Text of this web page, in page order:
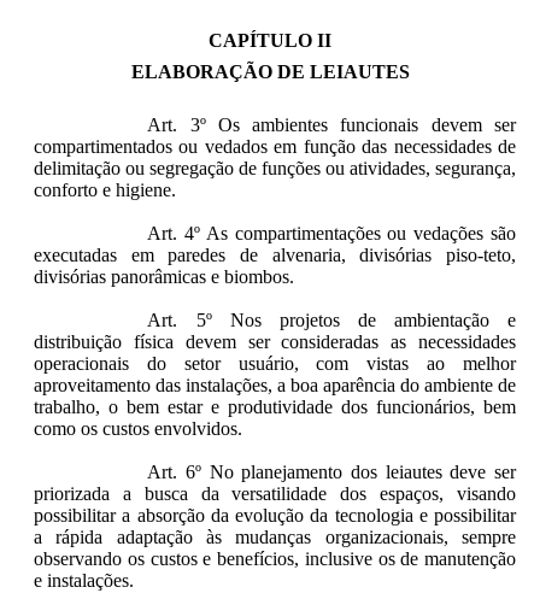
CAPÍTULO II
ELABORAÇÃO DE LEIAUTES
Art. 3º Os ambientes funcionais devem ser
compartimentados ou vedados em função das necessidades de
delimitação ou segregação de funções ou atividades, segurança,
conforto e higiene.
Art. 4º As compartimentações ou vedações são
executadas em paredes de alvenaria, divisórias piso-teto,
divisórias panorâmicas e biombos.
Art. 5º Nos projetos de ambientação e
distribuição física devem ser consideradas as necessidades
operacionais do setor usuário, com vistas ao melhor
aproveitamento das instalações, a boa aparência do ambiente de
trabalho, o bem estar e produtividade dos funcionários, bem
como os custos envolvidos.
Art. 6º No planejamento dos leiautes deve ser
priorizada a busca da versatilidade dos espaços, visando
possibilitar a absorção da evolução da tecnologia e possibilitar
a rápida adaptação às mudanças organizacionais, sempre
observando os custos e benefícios, inclusive os de manutenção
e instalações.